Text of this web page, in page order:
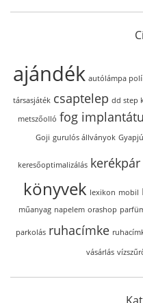
ajándék autólámpa
társasjáték csaptelep dd step
metszőolló fog
Goji gurulós állványok Gyapjú
keresőoptimalizálás kerékpár
könyvek lexikon mobil
műanyag napelem orashop
parkolás ruhacímke
vásárlás